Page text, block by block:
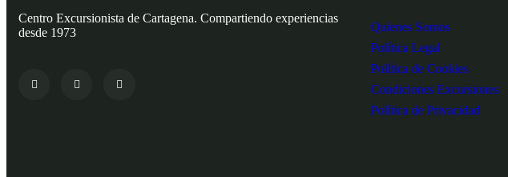
Centro Excursionista de Cartagena. Compartiendo experiencias
desde 1973
Quienes Somos
Política Legal
Política de Cookies
Condiciones Excursiones
Política de Privacidad